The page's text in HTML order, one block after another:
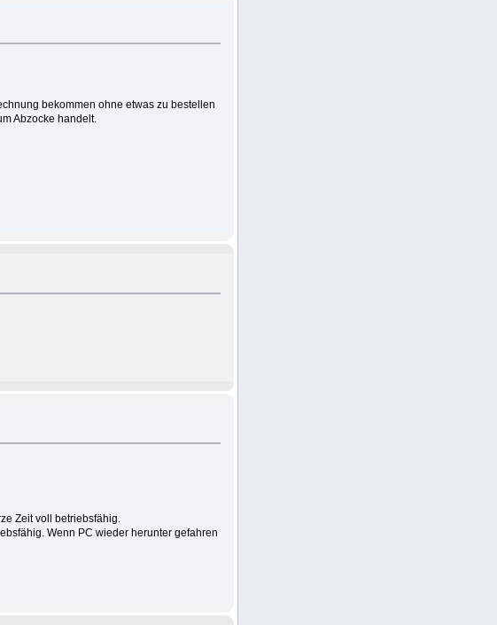
bekommen ohne etwas zu bestellen
Abzocke handelt.
Zeit voll betriebsfähig.
Wenn PC wieder herunter gefahren